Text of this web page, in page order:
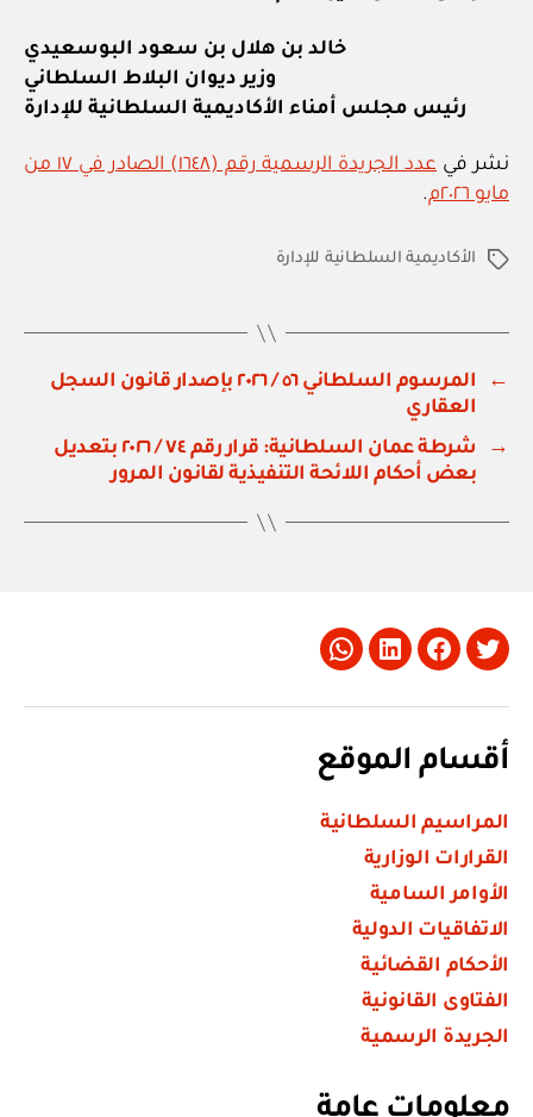
خالد بن هلال بن سعود البوسعيدي
وزير ديوان البلاط السلطاني
رئيس مجلس أمناء الأكاديمية السلطانية للإدارة
نشر في
عدد الجريدة الرسمية رقم (١٦٤٨) الصادر في ١٧ من
مايو ٢٠٢٦م
.
الوسومالأكاديمية السلطانية للإدارة
←
المرسوم السلطاني ٥٦ / ٢٠٢٦ بإصدار قانون السجل
العقاري
→
شرطة عمان السلطانية: قرار رقم ٧٤ / ٢٠٢٦ بتعديل
بعض أحكام اللائحة التنفيذية لقانون المرور
Twitter
Facebook
LinkedIn
Whatsapp
أقسام الموقع
المراسيم السلطانية
القرارات الوزارية
الأوامر السامية
الاتفاقيات الدولية
الأحكام القضائية
الفتاوى القانونية
الجريدة الرسمية